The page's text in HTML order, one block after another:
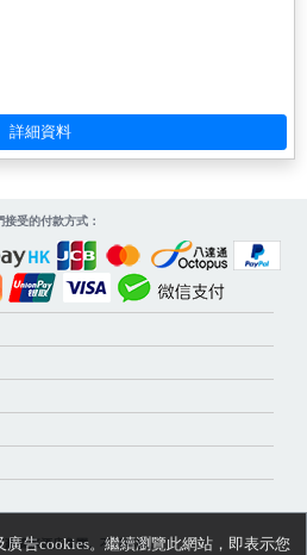
告cookies。繼續瀏覽此網站，即表示您
豪國際酒店集團。不得轉載。
接受的付款方式：